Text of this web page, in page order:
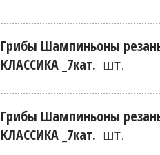
Грибы Шампиньоны
КЛАССИКА _7кат. шт.
Грибы Шампиньоны
КЛАССИКА _7кат. шт.